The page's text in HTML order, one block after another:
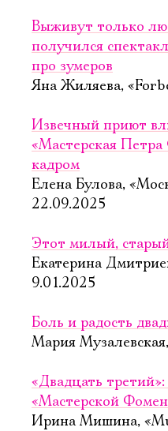
Выживут только
получился
про зумеров
Яна Жиляева,
Извечный приют
«Мастерская
кадром
Елена Булова,
22.09.2025
Этот милый,
Екатерина
9.01.2025
Боль и радость
Мария
«Двадцать
«Мастерской
Ирина Мишина,